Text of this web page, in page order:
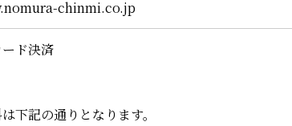
chinmi.co.jp
ド決済
下記の通りとなります。